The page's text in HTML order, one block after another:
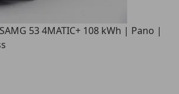
AMG 53 4MATIC+ 108 kWh | Pano |